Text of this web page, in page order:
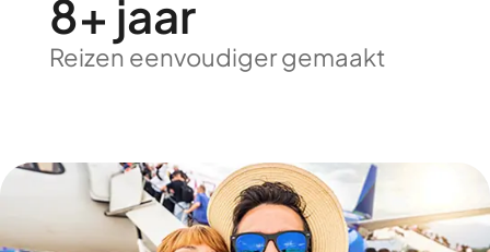
8+ jaar
Reizen eenvoudiger gemaakt